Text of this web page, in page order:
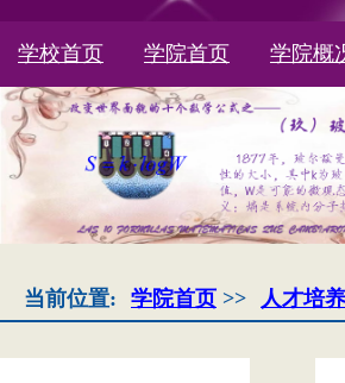
学校首页 学院首页 学院概
当前位置: 学院首页 >> 人才培养